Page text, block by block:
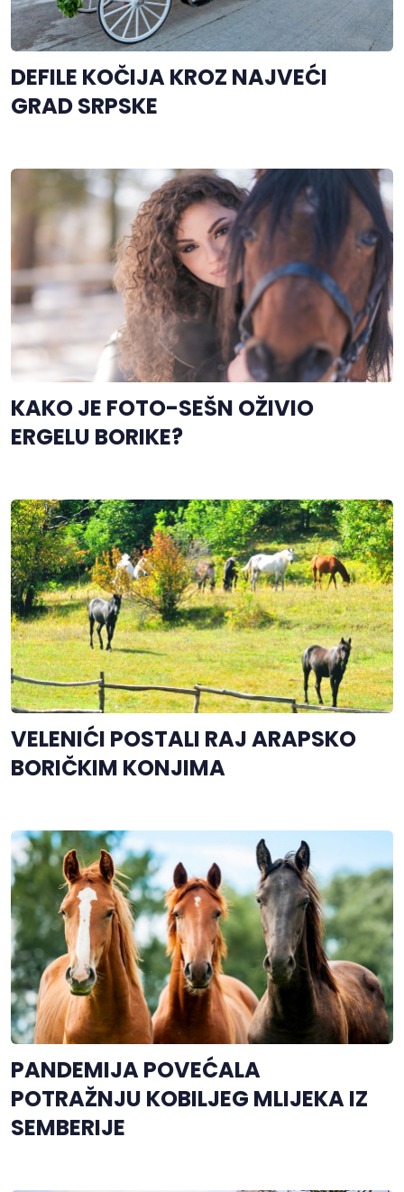
DEFILE KOČIJA KROZ NAJVEĆI
GRAD SRPSKE
KAKO JE FOTO-SEŠN OŽIVIO
ERGELU BORIKE?
VELENIĆI POSTALI RAJ ARAPSKO
BORIČKIM KONJIMA
PANDEMIJA POVEĆALA
POTRAŽNJU KOBILJEG MLIJEKA IZ
SEMBERIJE